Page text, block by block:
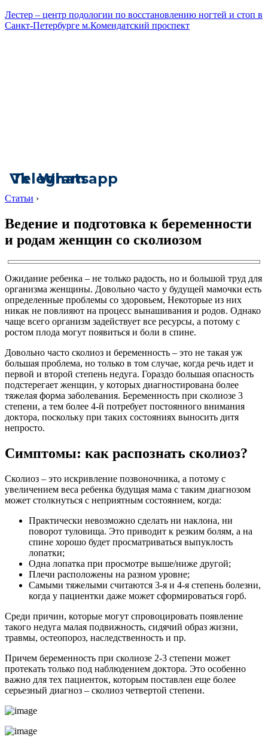
Лестер – центр подологии по восстановлению ногтей и стоп в
Санкт-Петербурге м.Комендатский проспект
Vk
Telegram
Whatsapp
Статьи ›
Ведение и подготовка к беременности
и родам женщин со сколиозом
Ожидание ребенка – не только радость, но и большой труд для
организма женщины. Довольно часто у будущей мамочки есть
определенные проблемы со здоровьем, Некоторые из них
никак не повлияют на процесс вынашивания и родов. Однако
чаще всего организм задействует все ресурсы, а потому с
ростом плода могут появиться и боли в спине.
Довольно часто сколиоз и беременность – это не такая уж
большая проблема, но только в том случае, когда речь идет и
первой и второй степень недуга. Гораздо большая опасность
подстерегает женщин, у которых диагностирована более
тяжелая форма заболевания. Беременность при сколиозе 3
степени, а тем более 4-й потребует постоянного внимания
доктора, поскольку при таких состояниях выносить дитя
непросто.
Симптомы: как распознать сколиоз?
Сколиоз – это искривление позвоночника, а потому с
увеличением веса ребенка будущая мама с таким диагнозом
может столкнуться с неприятным состоянием, когда:
Практически невозможно сделать ни наклона, ни
поворот туловища. Это приводит к резким болям, а на
спине хорошо будет просматриваться выпуклость
лопатки;
Одна лопатка при просмотре выше/ниже другой;
Плечи расположены на разном уровне;
Самыми тяжелыми считаются 3-я и 4-я степень болезни,
когда у пациентки даже может сформироваться горб.
Среди причин, которые могут спровоцировать появление
такого недуга малая подвижность, сидячий образ жизни,
травмы, остеопороз, наследственность и пр.
Причем беременность при сколиозе 2-3 степени может
протекать только под наблюдением доктора. Это особенно
важно для тех пациенток, которым поставлен еще более
серьезный диагноз – сколиоз четвертой степени.